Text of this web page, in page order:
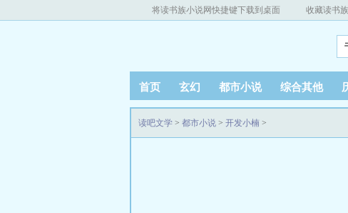
将读书族小说网快捷键下载到桌面 收藏读书
首页 玄幻 都市小说 综合其他
读吧文学 > 都市小说 > 开发小楠 >